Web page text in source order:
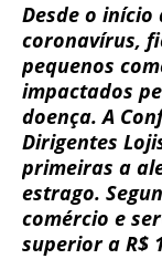
Desde o
coronavírus,
pequenos
impactados
doença. A
Dirigentes
primeiras a
estrago.
comércio e
superior a R$